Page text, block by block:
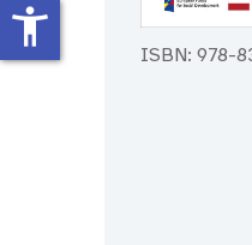
ISBN: 978-
accessibility_new